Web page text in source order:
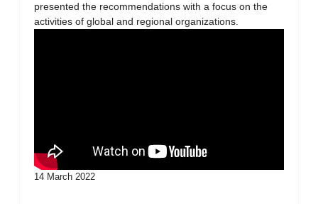
presented the recommendations with a focus on the
activities of global and regional organizations.
14 March 2022